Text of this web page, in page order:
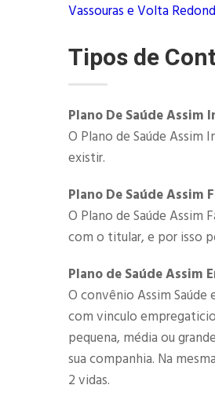
Vassouras e Volta
Tipos de
Plano De Saúde Assim
O Plano de Saúde Assim
existir.
Plano De Saúde Assim
O Plano de Saúde Assim
com o titular, e por isso
Plano de Saúde Assim
O convênio Assim Saúde
com vinculo
pequena, média ou
sua companhia. Na
2 vidas.​